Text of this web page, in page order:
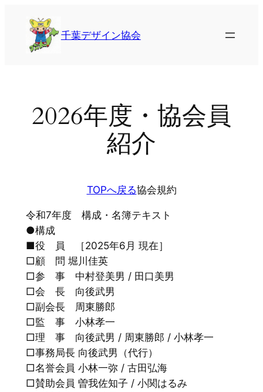
千葉デザイン協会
2026年度・協会員
紹介
TOPへ戻る協会規約
令和7年度 構成・名簿テキスト
●構成
■役 員 ［2025年6月 現在］
□顧 問 堀川佳英
□参 事 中村登美男 / 田口美男
□会 長 向後武男
□副会長 周東勝郎
□監 事 小林孝一
□理 事 向後武男 / 周東勝郎 / 小林孝一
□事務局長 向後武男（代行）
□名誉会員 小林一弥 / 古田弘海
□賛助会員 曽我佐知子 / 小関はるみ